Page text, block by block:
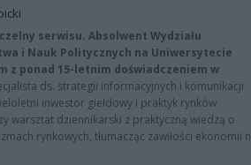
serwisu. Absolwent Wydziału
i Nauk Politycznych na Uniwersytecie
z ponad 15-letnim doświadczeniem w
ds. strategii informacyjnych i komunikacji
inwestor giełdowy i praktyk rynków
warsztat dziennikarski z praktyczną wiedzą o
rynkowych, tłumacząc zawiłości ekonomii